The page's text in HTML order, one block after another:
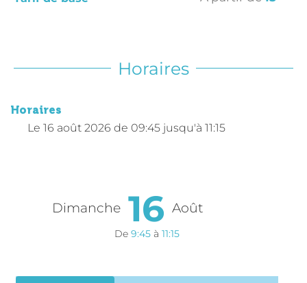
Horaires
Horaires
Le 16 août 2026 de 09:45 jusqu'à 11:15
Dimanche 16 Août
De 9:45 à 11:15